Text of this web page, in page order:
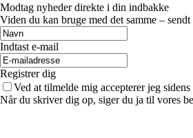
Modtag nyheder direkte i din indbakke
Viden du kan bruge med det samme –
Indtast e-mail
Registrer dig
Ved at tilmelde mig accepterer jeg
Når du skriver dig op, siger du ja til vores